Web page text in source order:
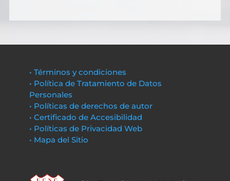
• Términos y condiciones
• Política de Tratamiento de Datos
Personales
• Políticas de derechos de autor
• Certificado de Accesibilidad
• Políticas de Privacidad Web
• Mapa del Sitio